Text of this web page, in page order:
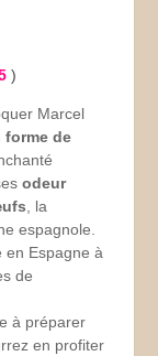
)
Marcel
forme de
odeur
, la
espagnole.
en Espagne à
de
à préparer
en profiter